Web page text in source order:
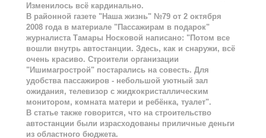
Изменилось всё кардинально.
В районной газете "Наша жизнь" №79 от 2 октября
2008 года в материале "Пассажирам в подарок"
журналиста Тамары Носковой написано: "Потом все
вошли внутрь автостанции. Здесь, как и снаружи, всё
очень красиво. Строители организации
"Ишимагрострой" постарались на совесть. Для
удобства пассажиров - небольшой уютный зал
ожидания, телевизор с жидкокристаллическим
монитором, комната матери и ребёнка, туалет".
В статье также говорится, что на строительство
автостанции были израсходованы приличные деньги
из областного бюджета.